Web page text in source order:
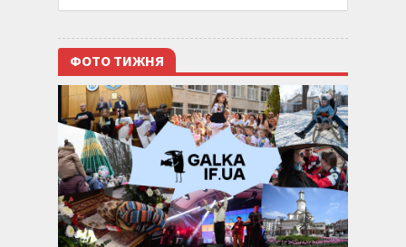
ФОТО ТИЖНЯ